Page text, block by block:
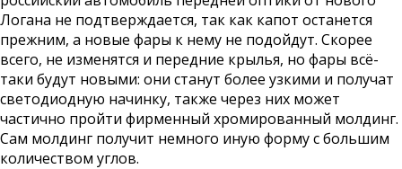
Логана не подтверждается, так как капот останется
прежним, а новые фары к нему не подойдут. Скорее
всего, не изменятся и передние крылья, но фары всё-
таки будут новыми: они станут более узкими и получат
светодиодную начинку, также через них может
частично пройти фирменный хромированный молдинг.
Сам молдинг получит немного иную форму с большим
количеством углов.